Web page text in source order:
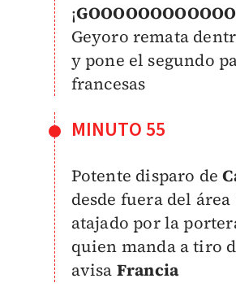
¡
Geyoro remata
y pone el segundo
francesas
MINUTO 55
Potente disparo de
desde fuera del área
atajado por la
quien manda a tiro
avisa Francia